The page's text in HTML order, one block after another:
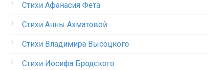
Стихи Афанасия Фета
Стихи Анны Ахматовой
Стихи Владимира Высоцкого
Стихи Иосифа Бродского